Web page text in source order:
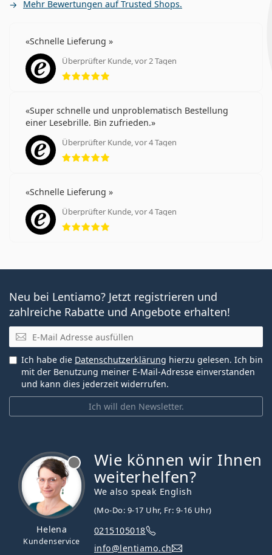
Mehr Bewertungen auf Trusted Shops.
Schnelle Lieferung
Überprüfter Kunde, vor 2 Tagen
Bewertung 5 aus 5
Super schnelle und unproblematisch Bestellung
einer Lesebrille. Bin zufrieden.
Überprüfter Kunde, vor 4 Tagen
Bewertung 5 aus 5
Schnelle Lieferung
Überprüfter Kunde, vor 4 Tagen
Bewertung 5 aus 5
Neu bei Lentiamo? Jetzt registrieren und
zahlreiche Rabatte und Angebote erhalten!
E-Mail
Ich will den Newsletter.
Ich habe die Datenschutzerklärung hierzu gelesen. Ich bin
mit der Benutzung meiner E-Mail-Adresse einverstanden
und kann dies jederzeit widerrufen.
Helena
Kundenservice
Wie können wir Ihnen
weiterhelfen?
We also speak English
(Mo-Do: 9-17 Uhr, Fr: 9-16 Uhr)
0215105018
info@lentiamo.ch